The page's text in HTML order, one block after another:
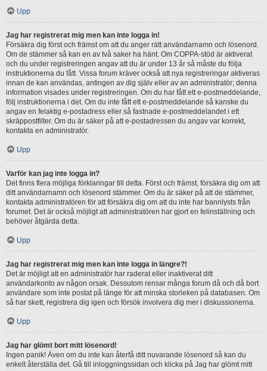
Upp
Jag har registrerat mig men kan inte logga in!
Försäkra dig först och främst om att du anger rätt användarnamn och lösenord.
Om de stämmer så kan en av två saker ha hänt. Om COPPA-stöd är aktiverat
och du under registreringen angav att du är under 13 år så måste du följa
instruktionerna du fått. Vissa forum kräver också att nya registreringar aktiveras
innan de kan användas, antingen av dig själv eller av an administratör; denna
information visades under registreringen. Om du har fått ett e-postmeddelande,
följ instruktionerna i det. Om du inte fått ett e-postmeddelande så kanske du
angav en felaktig e-postadress eller så fastnade e-postmeddelandet i ett
skräppostfilter. Om du är säker på att e-postadressen du angav var korrekt,
kontakta en administratör.
Upp
Varför kan jag inte logga in?
Det finns flera möjliga förklaringar till detta. Först och främst, försäkra dig om att
ditt användarnamn och lösenord stämmer. Om du är säker på att de stämmer,
kontakta administratören för att försäkra dig om att du inte har bannlysts från
forumet. Det är också möjligt att administratören har gjort en felinställning och
behöver åtgärda detta.
Upp
Jag har registrerat mig men kan inte logga in längre?!
Det är möjligt att en administratör har raderat eller inaktiverat ditt
användarkonto av någon orsak. Dessutom rensar många forum då och då bort
användare som inte postat på länge för att minska storleken på databasen. Om
så har skett, registrera dig igen och försök involvera dig mer i diskussionerna.
Upp
Jag har glömt bort mitt lösenord!
Ingen panik! Även om du inte kan återfå ditt nuvarande lösenord så kan du
enkelt återställa det. Gå till inloggningssidan och klicka på Jag har glömt mitt